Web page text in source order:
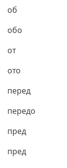
об
обо
от
ото
перед
передо
пред
пред